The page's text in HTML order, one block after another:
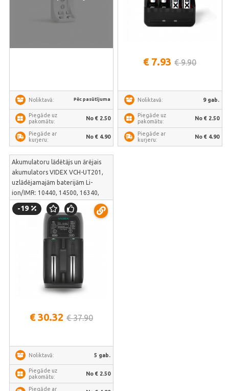
Noliktavā: Pēc pasūtījuma
Piegāde uz
pakomātu:
No € 2.50
Piegāde ar
kurjeru:
No € 4.90
€ 7.93 € 9.90
Noliktavā: 9 gab.
Piegāde uz
pakomātu:
No € 2.50
Piegāde ar
kurjeru:
No € 4.90
Akumulatoru lādētājs un ārējais
akumulators VIDEX VCH-UT201,
uzlādējamajām baterijām Li-
ion/IMR: 10440, 14500, 16340,
17500,17650,17670, 18490,
18500, 18650, 20700, 21700,
22650, 26500, 26650, 36250; un
Ni-MH/Cd: АААА, ААА, АА, А, SC,C,
D | VCH-UT201
-19
€ 30.32 € 37.90
Noliktavā: 5 gab.
Piegāde uz
pakomātu:
No € 2.50
Piegāde ar